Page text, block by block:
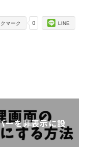
0
マーク LINE
ーを非表示に設